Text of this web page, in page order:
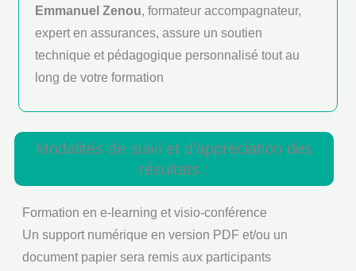
Emmanuel Zenou, formateur accompagnateur,
expert en assurances, assure un soutien
technique et pédagogique personnalisé tout au
long de votre formation
Modalités de suivi et d'appréciation des
résultats :
Formation en e-learning et visio-conférence
Un support numérique en version PDF et/ou un
document papier sera remis aux participants